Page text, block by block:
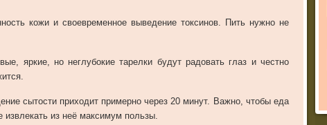
кожи и своевременное выведение токсинов. Пить нужно не
яркие, но неглубокие тарелки будут радовать глаз и честно
сытости приходит примерно через 20 минут. Важно, чтобы еда
извлекать из неё максимум пользы.